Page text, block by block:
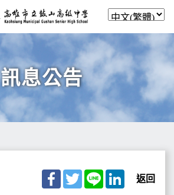
訊息公告
Facebook
TwitterLine LinkedIn
返回